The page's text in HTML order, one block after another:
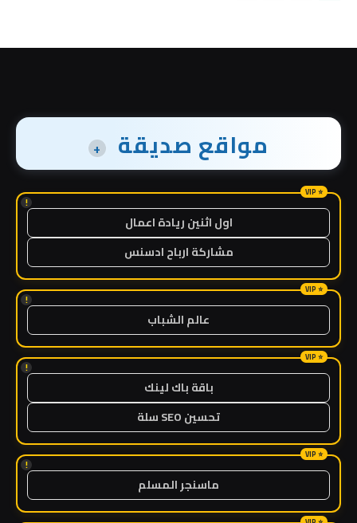
مواقع صديقة +
!
اول اثنين ريادة اعمال
مشاركة ارباح ادسنس
!
عالم الشباب
!
باقة باك لينك
تحسين SEO سلة
!
ماسنجر المسلم